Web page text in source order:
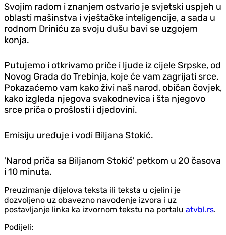
Svojim radom i znanjem ostvario je svjetski uspjeh u
oblasti mašinstva i vještačke inteligencije, a sada u
rodnom Driniću za svoju dušu bavi se uzgojem
konja.
Putujemo i otkrivamo priče i ljude iz cijele Srpske, od
Novog Grada do Trebinja, koje će vam zagrijati srce.
Pokazaćemo vam kako živi naš narod, običan čovjek,
kako izgleda njegova svakodnevica i šta njegovo
srce priča o prošlosti i djedovini.
Emisiju uređuje i vodi Biljana Stokić.
'Narod priča sa Biljanom Stokić' petkom u 20 časova
i 10 minuta.
Preuzimanje dijelova teksta ili teksta u cjelini je
dozvoljeno uz obavezno navođenje izvora i uz
postavljanje linka ka izvornom tekstu na portalu atvbl.rs.
Podijeli: